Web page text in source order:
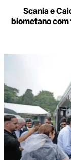
Scania e
biometano